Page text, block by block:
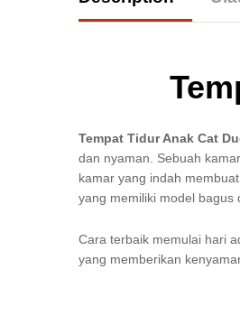
Tempat Tidur Anak Cat
dan nyaman. Sebuah
kamar yang indah
yang memiliki model bagus
Cara terbaik memulai hari
yang memberikan